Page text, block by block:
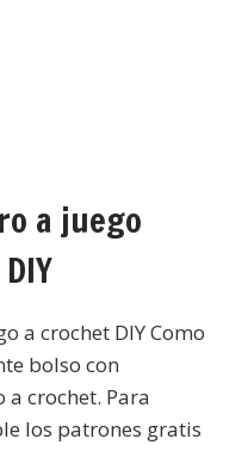
a juego
a crochet DIY Como
bolso con
crochet. Para
los patrones gratis